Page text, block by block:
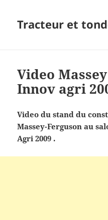
Tracteur et
Video
Innov agri
Video du stand du
Massey-Ferguson au
Agri 2009 .